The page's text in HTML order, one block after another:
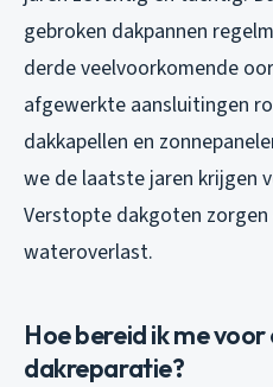
gebroken dakpannen
derde veelvoorkomende
afgewerkte aansluitingen
dakkapellen en
we de laatste jaren krijgen
Verstopte dakgoten
wateroverlast.
Hoe bereid ik me voor
dakreparatie?